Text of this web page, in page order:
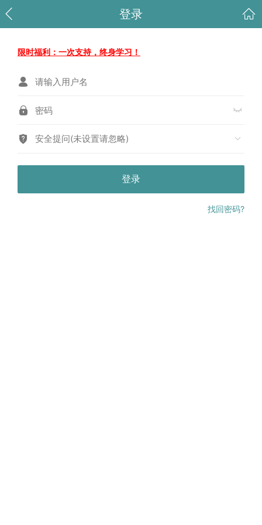
登录
限时福利：一次支持，终身学习！
安全提问(未设置请忽略)
登录
找回密码?